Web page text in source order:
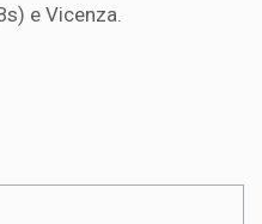
e Vicenza.